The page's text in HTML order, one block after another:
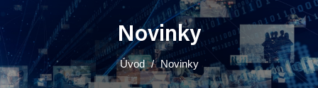
Novinky
Úvod Novinky